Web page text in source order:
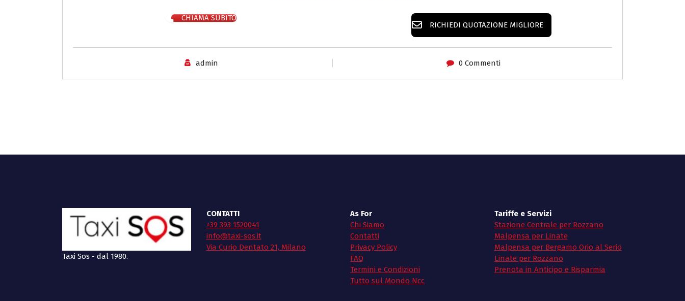
CHIAMA SUBITO
RICHIEDI QUOTAZIONE MIGLIORE
admin 0 Commenti
Taxi Sos - dal 1980.
CONTATTI
+39 393 1520041
info@taxi-sos.it
Via Curio Dentato 21, Milano
As For
Chi Siamo
Contatti
Privacy Policy
FAQ
Termini e Condizioni
Tutto sul Mondo Ncc
Tariffe e Servizi
Stazione Centrale per Rozzano
Malpensa per Linate
Malpensa per Bergamo Orio al Serio
Linate per Rozzano
Prenota in Anticipo e Risparmia